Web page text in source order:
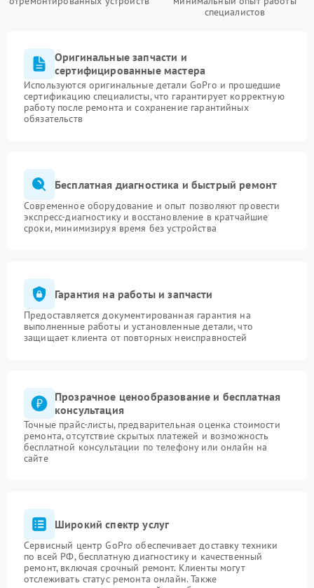
специалистов
Оригинальные запчасти и
сертифицированные мастера
Используются оригинальные детали GoPro и прошедшие
сертификацию специалисты, что гарантирует корректную
работу после ремонта и сохранение гарантийных
обязательств
Бесплатная диагностика и быстрый ремонт
Современное оборудование и опыт позволяют провести
экспресс-диагностику и восстановление в кратчайшие
сроки, минимизируя время без устройства
Гарантия на работы и запчасти
Предоставляется документированная гарантия на
выполненные работы и установленные детали, что
защищает клиента от повторных неисправностей
Прозрачное ценообразование и бесплатная
консультация
Точные прайс-листы, предварительная оценка стоимости
ремонта, отсутствие скрытых платежей и возможность
бесплатной консультации по телефону или онлайн на
сайте
Широкий спектр услуг
Сервисный центр GoPro обеспечивает доставку техники
по всей РФ, бесплатную диагностику и качественный
ремонт, включая срочный ремонт. Клиенты могут
отслеживать статус ремонта онлайн. Также